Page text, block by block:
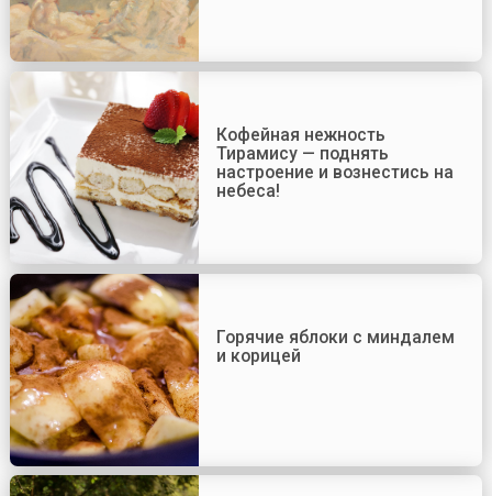
Кофейная нежность
Тирамису — поднять
настроение и вознестись на
небеса!
Горячие яблоки с миндалем
и корицей